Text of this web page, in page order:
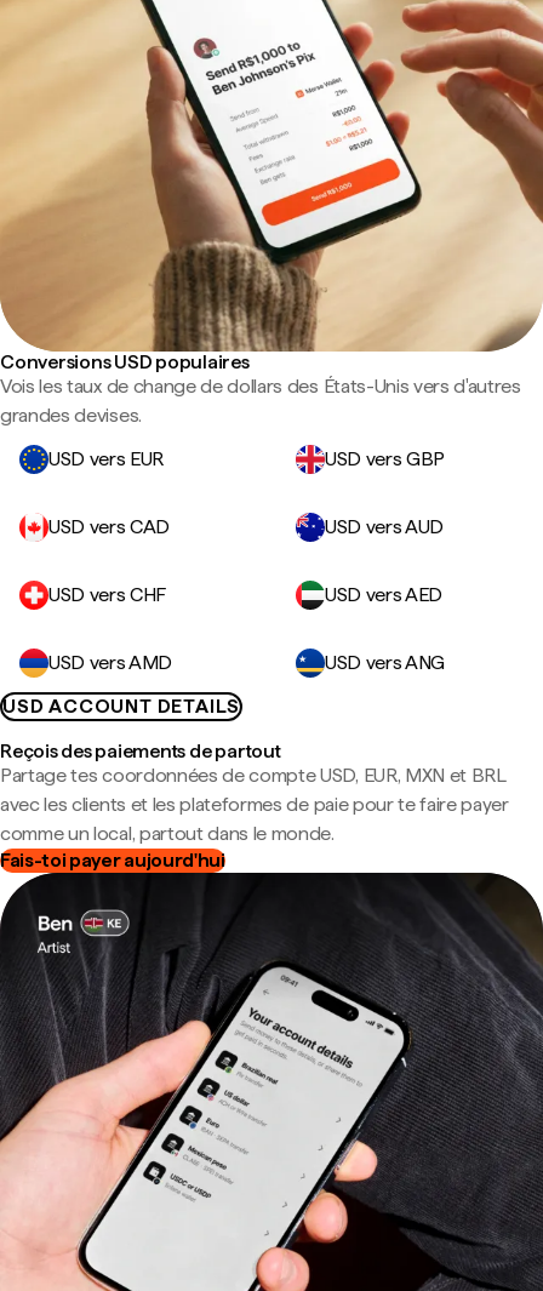
Conversions USD populaires
Vois les taux de change de dollars des États-Unis vers d'autres
grandes devises.
USD vers EUR
USD vers GBP
USD vers CAD USD vers AUD
USD vers CHF USD vers AED
USD vers AMD
USD vers ANG
USD ACCOUNT DETAILS
Reçois des paiements de partout
Partage tes coordonnées de compte USD, EUR, MXN et BRL
avec les clients et les plateformes de paie pour te faire payer
comme un local, partout dans le monde.
Fais-toi payer aujourd'hui